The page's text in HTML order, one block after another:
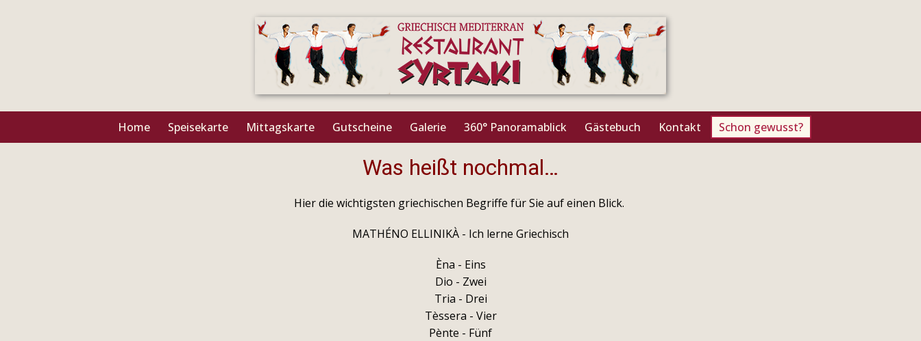
Home Speisekarte Mittagskarte Gutscheine Galerie 360° Panoramablick Gästebuch Kontakt Schon gewusst?
Was heißt nochmal…
Hier die wichtigsten griechischen Begriffe für Sie auf einen Blick.
MATHÉNO ELLINIKÀ - Ich lerne Griechisch
Èna - Eins
Dio - Zwei
Tria - Drei
Tèssera - Vier
Pènte - Fünf